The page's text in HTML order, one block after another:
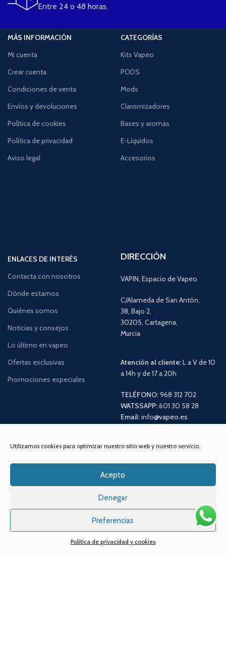
Utilizamos cookies para optimizar nuestro sitio web y nuestro servicio.
Acepto
Denegar
Preferencias
Política de privacidad y cookies
Entre 24 o 48 horas.
MÁS INFORMACIÓN
Mi cuenta
Crear cuenta
Condiciones de venta
Envíos y devoluciones
Política de cookies
Política de privacidad
Aviso legal
CATEGORÍAS
Kits Vapeo
PODS
Mods
Claromizadores
Bases y aromas
E-Líquidos
Accesorios
ENLACES DE INTERÉS
Contacta con nosotros
Dónde estamos
Quiénes somos
Noticias y consejos
Lo último en vapeo
Ofertas exclusivas
Promociones especiales
DIRECCIÓN
VAPIN, Espacio de Vapeo
C/Alameda de San Antón,
38, Bajo 2,
30205, Cartagena,
Murcia
Atención al cliente:L a V de 10
a 14h y de 17 a 20h
TELÉFONO:968 312 702
WATSSAPP:601 30 58 28
Email:info@vapeo.es
Sistemas de pagos Sistema de envío